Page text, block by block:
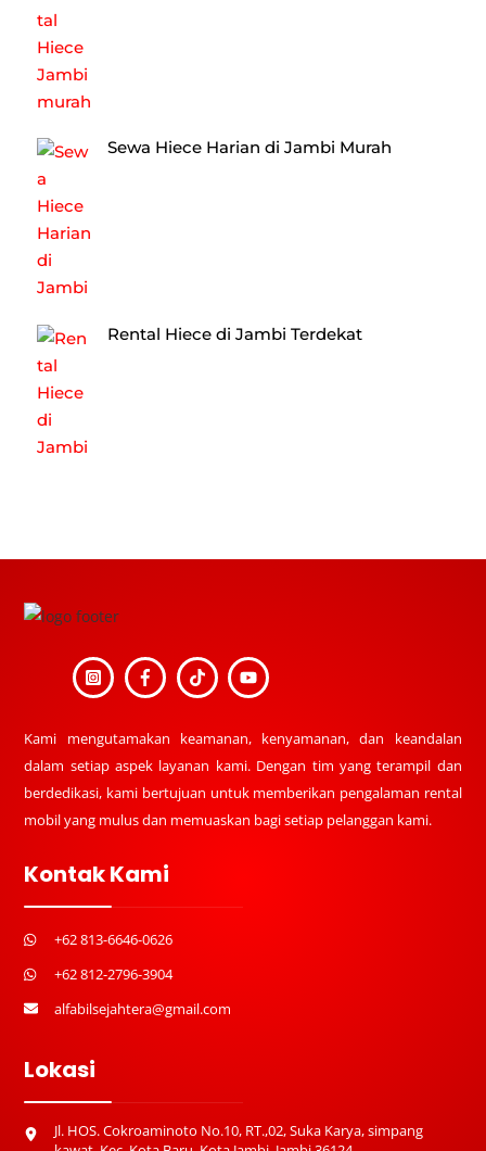
Sewa Hiece Harian di Jambi Murah
Rental Hiece di Jambi Terdekat
Top
Kami mengutamakan keamanan, kenyamanan, dan keandalan
dalam setiap aspek layanan kami. Dengan tim yang terampil dan
berdedikasi, kami bertujuan untuk memberikan pengalaman rental
mobil yang mulus dan memuaskan bagi setiap pelanggan kami.
Kontak Kami
+62 813-6646-0626
+62 812-2796-3904
alfabilsejahtera@gmail.com
Lokasi
Jl. HOS. Cokroaminoto No.10, RT.,02, Suka Karya, simpang